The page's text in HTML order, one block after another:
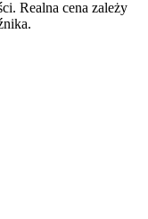
Realna cena zależy